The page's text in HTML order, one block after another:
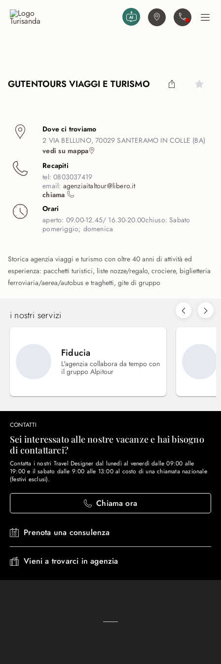
Trova agenziaContattaciApri
GUTENTOURS VIAGGI E TURISMO
Dove ci troviamo
2 VIA BELLUNO, 70029 SANTERAMO IN COLLE (BA)
vedi su mappa
Recapiti
tel:0803037419
email: agenziaitaltour@libero.it
chiama
Orari
aperto: 09.00-12.45/ 16.30-20.00chiuso:Sabato
pomeriggio; domenica
Storica agenzia viaggi e turismo con oltre 40 anni di attività ed
esperienza: pacchetti turistici, liste nozze/regalo, crociere, biglietteria
ferroviaria/aerea/autobus e traghetti, gite di gruppo
i nostri servizi
Fiducia
L'agenzia collabora da tempo con
il gruppo Alpitour
CONTATTI
Sei interessato alle nostre vacanze e hai bisogno
di contattarci?
Contatta i nostri Travel Designer dal lunedì al venerdì dalle 09:00 alle
19:00 e il sabato dalle 9:00 alle 13:00 al costo di una chiamata nazionale
(festivi esclusi).
Chiama ora
Prenota una consulenza
Vieni a trovarci in agenzia